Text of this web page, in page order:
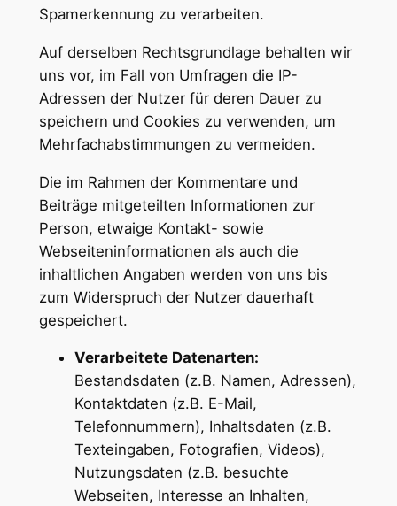
Spamerkennung zu verarbeiten.
Auf derselben Rechtsgrundlage behalten wir
uns vor, im Fall von Umfragen die IP-
Adressen der Nutzer für deren Dauer zu
speichern und Cookies zu verwenden, um
Mehrfachabstimmungen zu vermeiden.
Die im Rahmen der Kommentare und
Beiträge mitgeteilten Informationen zur
Person, etwaige Kontakt- sowie
Webseiteninformationen als auch die
inhaltlichen Angaben werden von uns bis
zum Widerspruch der Nutzer dauerhaft
gespeichert.
Verarbeitete Datenarten:
Bestandsdaten (z.B. Namen, Adressen),
Kontaktdaten (z.B. E-Mail,
Telefonnummern), Inhaltsdaten (z.B.
Texteingaben, Fotografien, Videos),
Nutzungsdaten (z.B. besuchte
Webseiten, Interesse an Inhalten,